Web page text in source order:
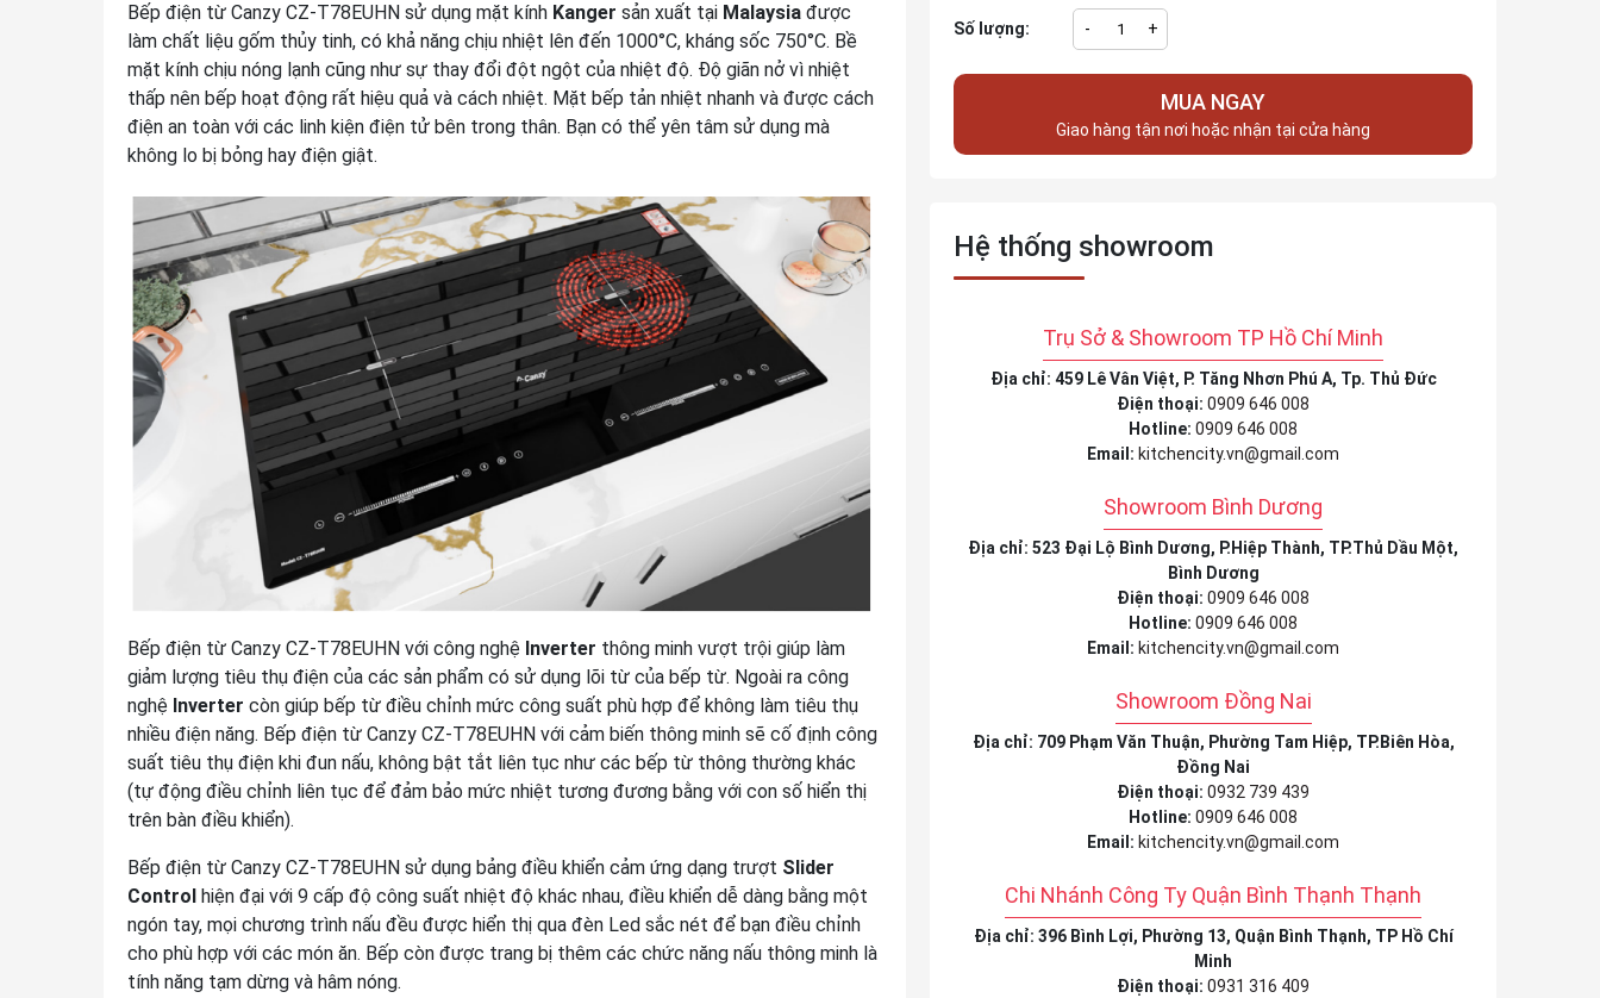
Bếp điện từ Canzy CZ-T78EUHN sử dụng mặt kính Kanger sản xuất tại Malaysia được
làm chất liệu gốm thủy tinh, có khả năng chịu nhiệt lên đến 1000°C, kháng sốc 750°C. Bề
mặt kính chịu nóng lạnh cũng như sự thay đổi đột ngột của nhiệt độ. Độ giãn nở vì nhiệt
thấp nên bếp hoạt động rất hiệu quả và cách nhiệt. Mặt bếp tản nhiệt nhanh và được cách
điện an toàn với các linh kiện điện tử bên trong thân. Bạn có thể yên tâm sử dụng mà
không lo bị bỏng hay điện giật.
Bếp điện từ Canzy CZ-T78EUHN với công nghệ Inverter thông minh vượt trội giúp làm
giảm lượng tiêu thụ điện của các sản phẩm có sử dụng lõi từ của bếp từ. Ngoài ra công
nghệ Inverter còn giúp bếp từ điều chỉnh mức công suất phù hợp để không làm tiêu thụ
nhiều điện năng. Bếp điện từ Canzy CZ-T78EUHN với cảm biến thông minh sẽ cố định công
suất tiêu thụ điện khi đun nấu, không bật tắt liên tục như các bếp từ thông thường khác
(tự động điều chỉnh liên tục để đảm bảo mức nhiệt tương đương bằng với con số hiển thị
trên bàn điều khiển).
Bếp điện từ Canzy CZ-T78EUHN sử dụng bảng điều khiển cảm ứng dạng trượt Slider
Control hiện đại với 9 cấp độ công suất nhiệt độ khác nhau, điều khiển dễ dàng bằng một
ngón tay, mọi chương trình nấu đều được hiển thị qua đèn Led sắc nét để bạn điều chỉnh
cho phù hợp với các món ăn. Bếp còn được trang bị thêm các chức năng nấu thông minh là
tính năng tạm dừng và hâm nóng.
Số lượng: - +
MUA NGAY
Giao hàng tận nơi hoặc nhận tại cửa hàng
Hệ thống showroom
Trụ Sở & Showroom TP Hồ Chí Minh
Địa chỉ: 459 Lê Vân Việt, P. Tăng Nhơn Phú A, Tp. Thủ Đức
Điện thoại:0909 646 008
Hotline:0909 646 008
Email: kitchencity.vn@gmail.com
Showroom Bình Dương
Địa chỉ: 523 Đại Lộ Bình Dương, P.Hiệp Thành, TP.Thủ Dầu Một,
Bình Dương
Điện thoại:0909 646 008
Hotline:0909 646 008
Email: kitchencity.vn@gmail.com
Showroom Đồng Nai
Địa chỉ: 709 Phạm Văn Thuận, Phường Tam Hiệp, TP.Biên Hòa,
Đồng Nai
Điện thoại:0932 739 439
Hotline:0909 646 008
Email: kitchencity.vn@gmail.com
Chi Nhánh Công Ty Quận Bình Thạnh Thạnh
Địa chỉ: 396 Bình Lợi, Phường 13, Quận Bình Thạnh, TP Hồ Chí
Minh
Điện thoại:0931 316 409